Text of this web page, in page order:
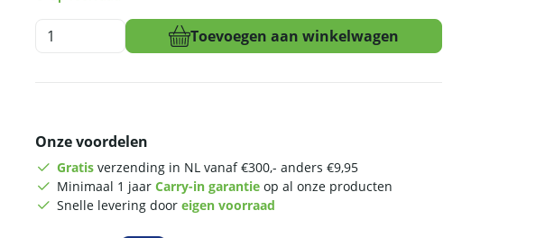
HCB
Afzuigkap
140
cm
RVS
Toevoegen aan winkelwagen
Onze voordelen
Gratis verzending in NL vanaf €300,- anders €9,95
Minimaal 1 jaar Carry-in garantie op al onze producten
Snelle levering door eigen voorraad